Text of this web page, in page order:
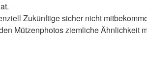
Zukünftige sicher nicht
Mützenphotos ziemliche Ähnlichkeit